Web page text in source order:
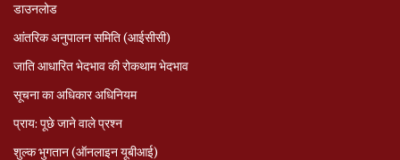
डाउनलोड
आंतरिक अनुपालन समिति (आईसीसी)
जाति आधारित भेदभाव की रोकथाम भेदभाव
सूचना का अधिकार अधिनियम
प्राय: पूछे जाने वाले प्रश्‍न
शुल्क भुगतान (ऑनलाइन यूबीआई)